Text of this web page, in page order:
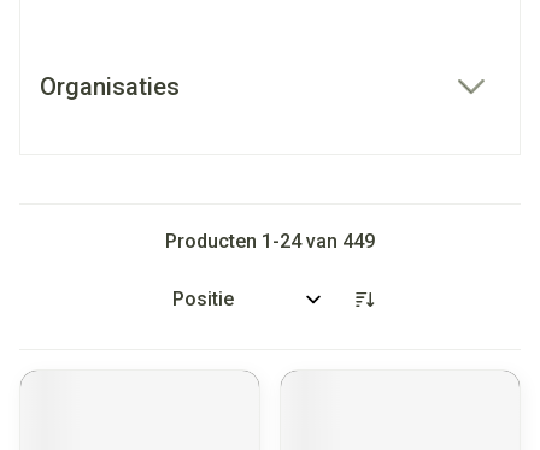
Organisaties
Producten 1 -24van 449
Sorteer op: